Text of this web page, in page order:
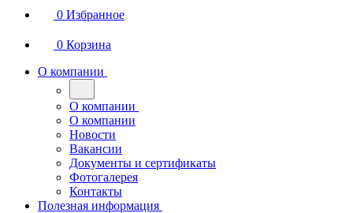
0 Избранное
0 Корзина
О компании
О компании
О компании
Новости
Вакансии
Документы и сертификаты
Фотогалерея
Контакты
Полезная информация